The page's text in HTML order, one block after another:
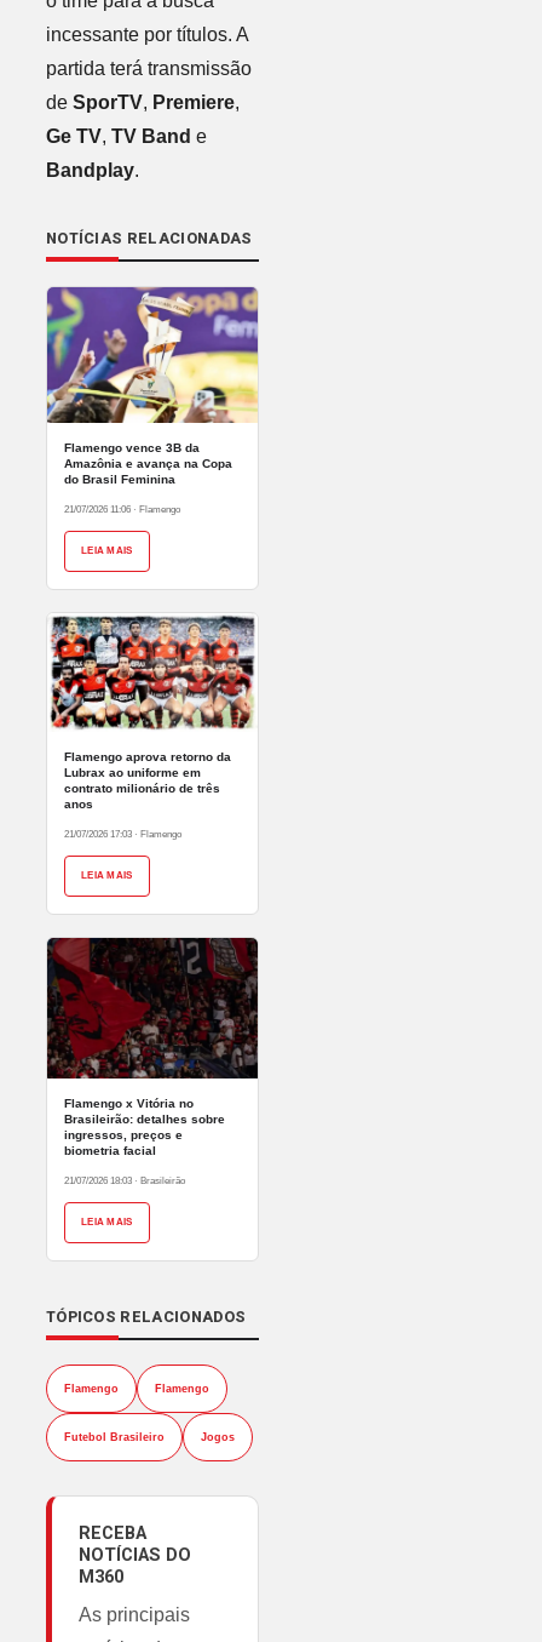
incessante por títulos. A
partida terá transmissão
de SporTV, Premiere,
Ge TV, TV Band e
Bandplay.
NOTÍCIAS RELACIONADAS
Flamengo vence 3B da
Amazônia e avança na Copa
do Brasil Feminina
21/07/2026 11:06 · Flamengo
LEIA MAIS
Flamengo aprova retorno da
Lubrax ao uniforme em
contrato milionário de três
anos
21/07/2026 17:03 · Flamengo
LEIA MAIS
Flamengo x Vitória no
Brasileirão: detalhes sobre
ingressos, preços e
biometria facial
21/07/2026 18:03 · Brasileirão
LEIA MAIS
TÓPICOS RELACIONADOS
Flamengo Flamengo
Futebol Brasileiro Jogos
RECEBA
NOTÍCIAS DO
M360
As principais